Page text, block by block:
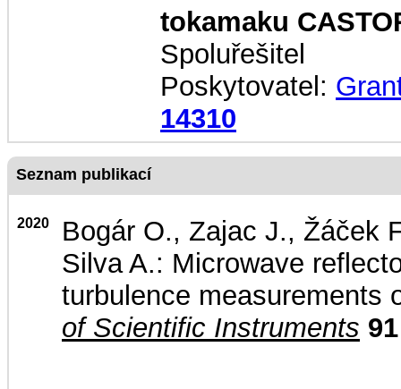
tokamaku
Spoluřešitel
Poskytovatel:
14310
Seznam publikací
2020
Bogár O., Zajac J., Žáček
Silva A.: Microwave
turbulence measurements
of Scientific Instruments 91